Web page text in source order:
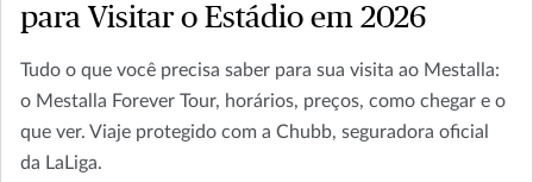
para Visitar o Estádio em 2026
Tudo o que você precisa saber para sua visita ao Mestalla:
o Mestalla Forever Tour, horários, preços, como chegar e o
que ver. Viaje protegido com a Chubb, seguradora oficial
da LaLiga.